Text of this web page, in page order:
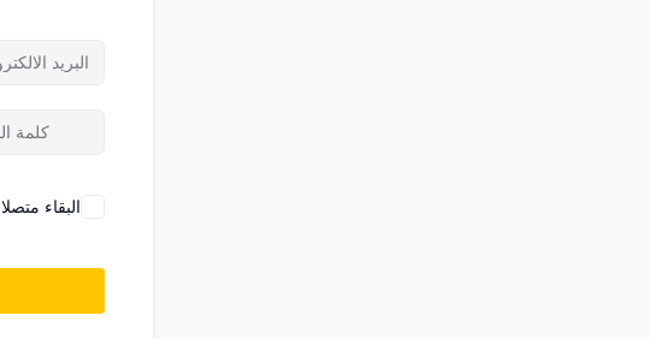
البقاء متصلا